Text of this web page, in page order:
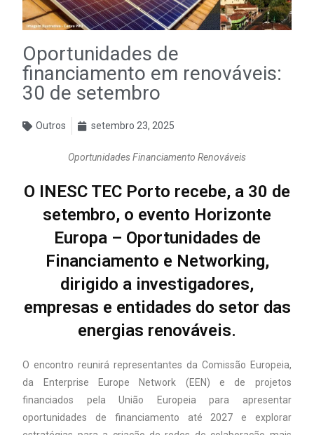
Oportunidades de
financiamento em renováveis:
30 de setembro
Outros setembro 23, 2025
Oportunidades Financiamento Renováveis
O INESC TEC Porto recebe, a 30 de
setembro, o evento Horizonte
Europa – Oportunidades de
Financiamento e Networking,
dirigido a investigadores,
empresas e entidades do setor das
energias renováveis.
O encontro reunirá representantes da Comissão Europeia,
da Enterprise Europe Network (EEN) e de projetos
financiados pela União Europeia para apresentar
oportunidades de financiamento até 2027 e explorar